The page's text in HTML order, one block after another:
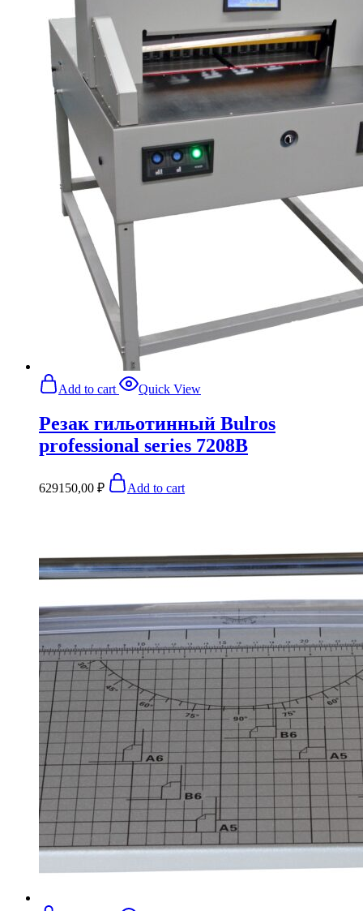
Add to cart Quick View
Резак гильотинный Bulros
professional series 7208B
629150,00 ₽ Add to cart